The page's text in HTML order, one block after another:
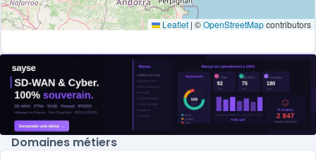
Leaflet | ©OpenStreetMapcontributors
Domaines métiers